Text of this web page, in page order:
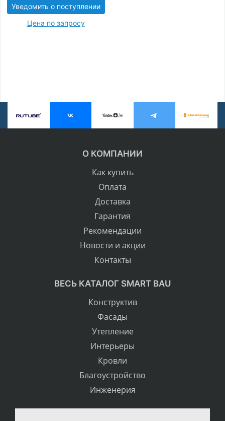
Уведомить о поступлении
Цена по запросу
О КОМПАНИИ
Как купить
Оплата
Доставка
Гарантия
Рекомендации
Новости и акции
Контакты
ВЕСЬ КАТАЛОГ SMART BAU
Конструктив
Фасады
Утепление
Интерьеры
Кровли
Благоустройство
Инженерия